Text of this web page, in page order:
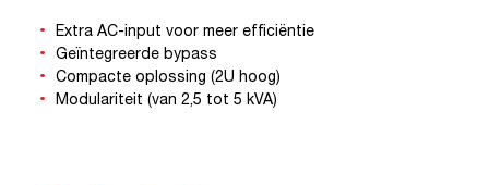
Extra AC-input voor meer efficiëntie
Geïntegreerde bypass
Compacte oplossing (2U hoog)
Modulariteit (van 2,5 tot 5 kVA)